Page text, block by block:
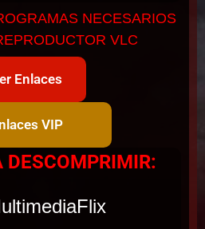
NECESARIOS
VLC
Enlaces
VIP
DESCOMPRIMIR: